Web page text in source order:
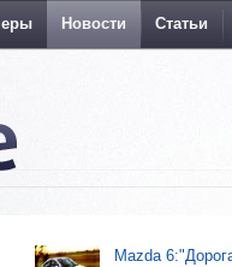
Новости Статьи
Mazda